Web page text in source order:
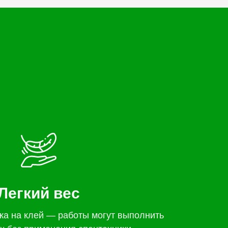
вес
на клей — работы могут выполнить